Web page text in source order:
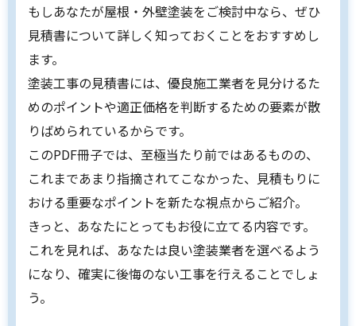
もしあなたが屋根・外壁塗装をご検討中なら、ぜひ
見積書について詳しく知っておくことをおすすめし
ます。
塗装工事の見積書には、優良施工業者を見分けるた
めのポイントや適正価格を判断するための要素が散
りばめられているからです。
このPDF冊子では、至極当たり前ではあるものの、
これまであまり指摘されてこなかった、見積もりに
おける重要なポイントを新たな視点からご紹介。
きっと、あなたにとってもお役に立てる内容です。
これを見れば、あなたは良い塗装業者を選べるよう
になり、確実に後悔のない工事を行えることでしょ
う。